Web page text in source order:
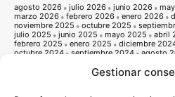
Gestionar
agosto 2026 julio 2026 junio 2026
marzo 2026
febrero 2026 enero 2026
noviembre 2025
octubre 2025
julio 2025
junio 2025 mayo 2025 abril
febrero 2025
enero 2025 diciembre
octubre 2024
septiembre 2024 agosto
noviembre 2023